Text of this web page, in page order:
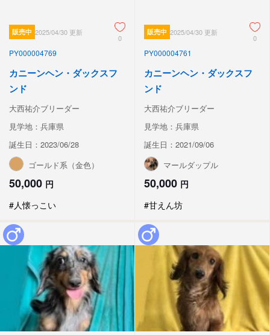
販売中 2025/04/30 更新
0
PY000004769
カニーンヘン・ダックスフ
ンド
大西祐介ブリーダー
見学地：兵庫県
誕生日：2023/06/28
ゴールド系（金色）
50,000 円
#人懐っこい
販売中 2025/04/30 更新
0
PY000004761
カニーンヘン・ダックスフ
ンド
大西祐介ブリーダー
見学地：兵庫県
誕生日：2021/09/06
マールダップル
50,000 円
#甘えん坊